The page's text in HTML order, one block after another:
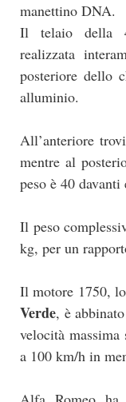
manettino DNA.
Il telaio della
realizzata
posteriore dello
alluminio.
All’anteriore
mentre al
peso è 40 davanti
Il peso
kg, per un
Il motore 1750,
Verde, è
velocità
a 100 km/h in